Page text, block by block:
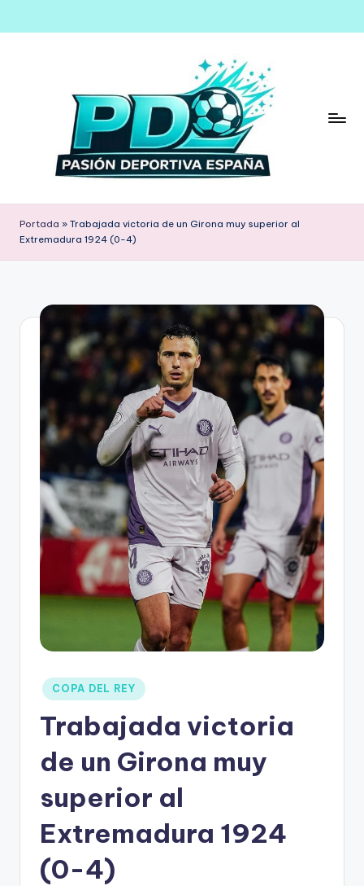
Saltar
Portada » Trabajada victoria de un Girona muy superior al
Extremadura 1924 (0-4)
COPA DEL REY
Trabajada victoria
de un Girona muy
superior al
Extremadura 1924
(0-4)